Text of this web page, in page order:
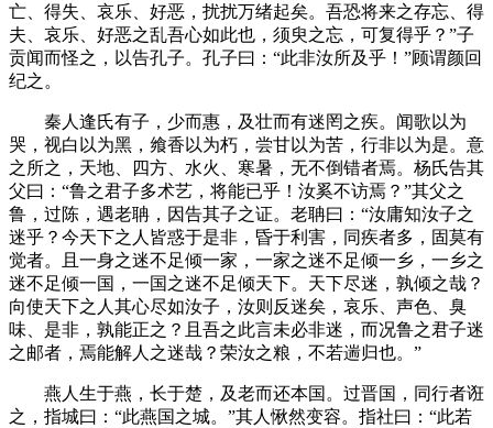
亡、得失、哀乐、好恶，扰扰万绪起矣。吾恐将来之存忘、得
夫、哀乐、好恶之乱吾心如此也，须臾之忘，可复得乎？”子
贡闻而怪之，以告孔子。孔子曰：“此非汝所及乎！”顾谓颜回
纪之。
秦人逢氏有子，少而惠，及壮而有迷罔之疾。闻歌以为
哭，视白以为黑，飨香以为朽，尝甘以为苦，行非以为是。意
之所之，天地、四方、水火、寒暑，无不倒错者焉。杨氏告其
父曰：“鲁之君子多术艺，将能已乎！汝奚不访焉？”其父之
鲁，过陈，遇老聃，因告其子之证。老聃曰：“汝庸知汝子之
迷乎？今天下之人皆惑于是非，昏于利害，同疾者多，固莫有
觉者。且一身之迷不足倾一家，一家之迷不足倾一乡，一乡之
迷不足倾一国，一国之迷不足倾天下。天下尽迷，孰倾之哉？
向使天下之人其心尽如汝子，汝则反迷矣，哀乐、声色、臭
味、是非，孰能正之？且吾之此言未必非迷，而况鲁之君子迷
之邮者，焉能解人之迷哉？荣汝之粮，不若遄归也。”
燕人生于燕，长于楚，及老而还本国。过晋国，同行者诳
之，指城曰：“此燕国之城。”其人愀然变容。指社曰：“此若